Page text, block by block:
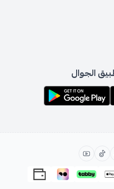
الجوال